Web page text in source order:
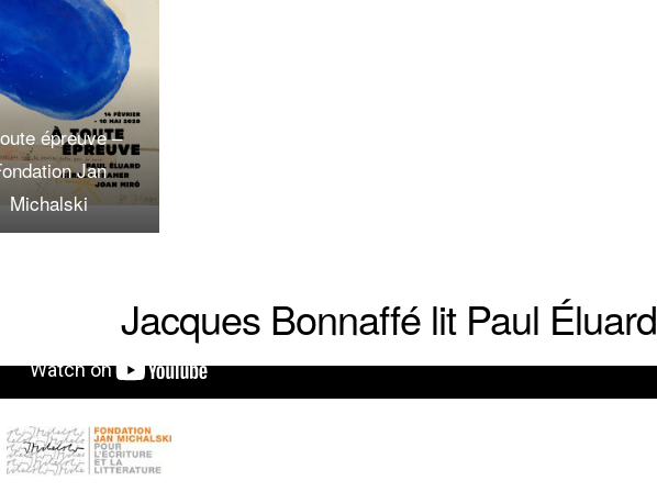
épreuve –
Jan
Michalski
Jacques Bonnaffé lit Paul Éluard